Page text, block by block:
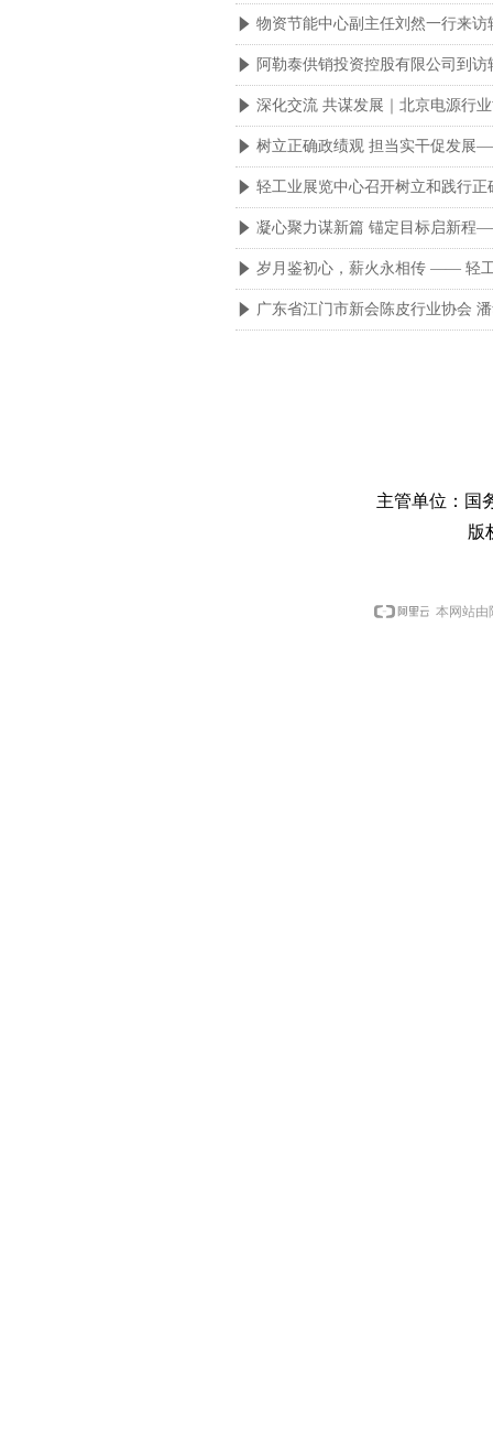
념 物资节能中心副主任刘然一行来访
념 阿勒泰供销投资控股有限公司到
념 深化交流 共谋发展｜北京电源行
념 树立正确政绩观 担当实干促发展
념 轻工业展览中心召开树立和践行
념 凝心聚力谋新篇 锚定目标启新程
념 岁月鉴初心，薪火永相传 —— 轻
념 广东省江门市新会陈皮行业协会
主管单位：国
版
本网站由